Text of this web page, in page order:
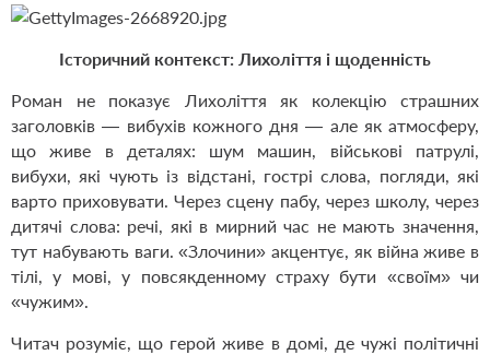
Історичний контекст: Лихоліття і щоденність
Роман не показує Лихоліття як колекцію страшних
заголовків — вибухів кожного дня — але як атмосферу,
що живе в деталях: шум машин, військові патрулі,
вибухи, які чують із відстані, гострі слова, погляди, які
варто приховувати. Через сцену пабу, через школу, через
дитячі слова: речі, які в мирний час не мають значення,
тут набувають ваги. «Злочини» акцентує, як війна живе в
тілі, у мові, у повсякденному страху бути «своїм» чи
«чужим».
Читач розуміє, що герой живе в домі, де чужі політичні